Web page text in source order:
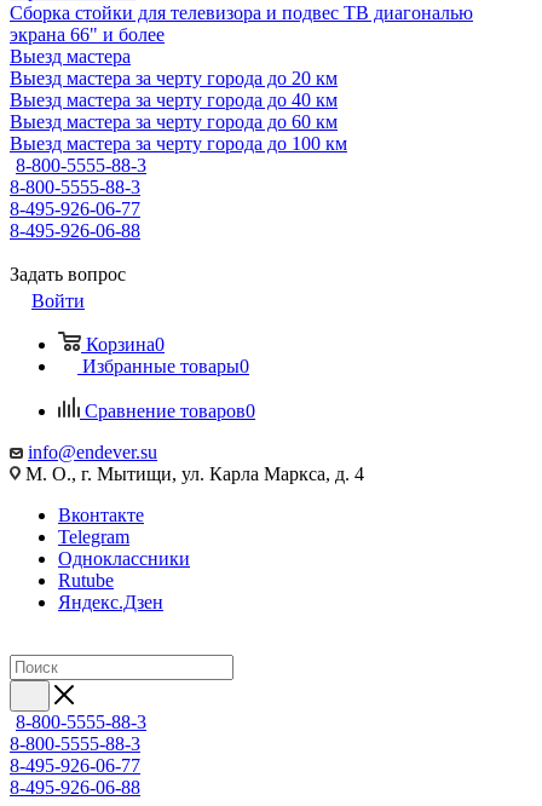
Сборка стойки для телевизора и подвес ТВ диагональю
экрана 66" и более
Выезд мастера
Выезд мастера за черту города до 20 км
Выезд мастера за черту города до 40 км
Выезд мастера за черту города до 60 км
Выезд мастера за черту города до 100 км
8-800-5555-88-3
8-800-5555-88-3
8-495-926-06-77
8-495-926-06-88
Задать вопрос
Войти
Корзина0
Избранные товары0
Сравнение товаров0
info@endever.su
М. О., г. Мытищи, ул. Карла Маркса, д. 4
Вконтакте
Telegram
Одноклассники
Rutube
Яндекс.Дзен
8-800-5555-88-3
8-800-5555-88-3
8-495-926-06-77
8-495-926-06-88